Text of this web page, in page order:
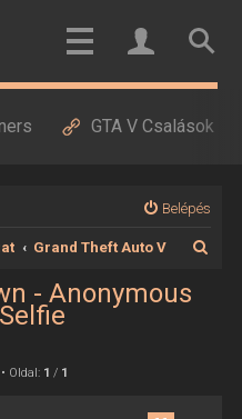
GTA V Csalások
Belépés
Grand Theft Auto V
- Anonymous
Oldal: 1 / 1